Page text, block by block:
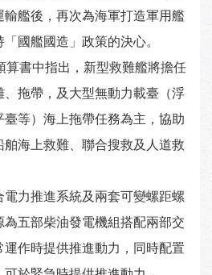
艦後，再次為海軍打造軍用艦
國艦國造」政策的決心。
算書中指出，新型救難艦將擔任
拖帶，及大型無動力載臺（浮
等）海上拖帶任務為主，協助
海上救難、聯合搜救及人道救
力推進系統及兩套可變螺距螺
五部柴油發電機組搭配兩部交
作時提供推進動力，同時配置